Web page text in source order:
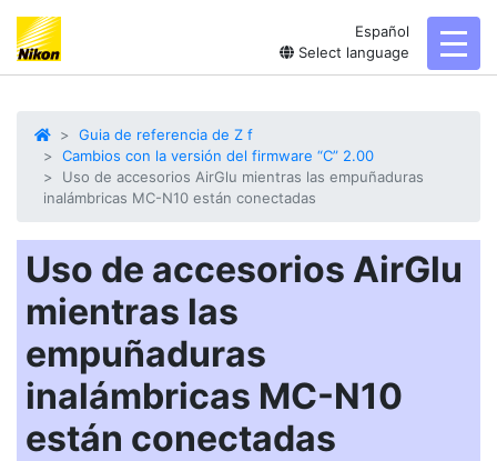
Español
Select language
Guia de referencia de Z f
Cambios con la versión del firmware “C” 2.00
Uso de accesorios AirGlu mientras las empuñaduras
inalámbricas MC-N10 están conectadas
Uso de accesorios AirGlu
mientras las
empuñaduras
inalámbricas MC-N10
están conectadas